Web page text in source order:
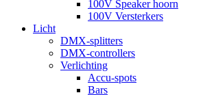
100V Speaker hoorn
100V Versterkers
Licht
DMX-splitters
DMX-controllers
Verlichting
Accu-spots
Bars